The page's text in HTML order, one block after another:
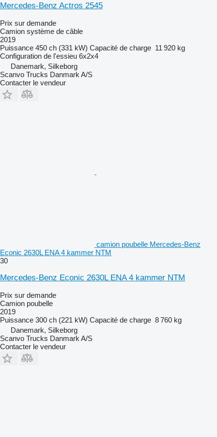
Mercedes-Benz Actros 2545
Prix sur demande
Camion système de câble
2019
Puissance 450 ch (331 kW) Capacité de charge 11 920 kg
Configuration de l'essieu 6x2x4
Danemark, Silkeborg
Scanvo Trucks Danmark A/S
Contacter le vendeur
camion poubelle Mercedes-Benz
Econic 2630L ENA 4 kammer NTM
30
Mercedes-Benz Econic 2630L ENA 4 kammer NTM
Prix sur demande
Camion poubelle
2019
Puissance 300 ch (221 kW) Capacité de charge 8 760 kg
Danemark, Silkeborg
Scanvo Trucks Danmark A/S
Contacter le vendeur